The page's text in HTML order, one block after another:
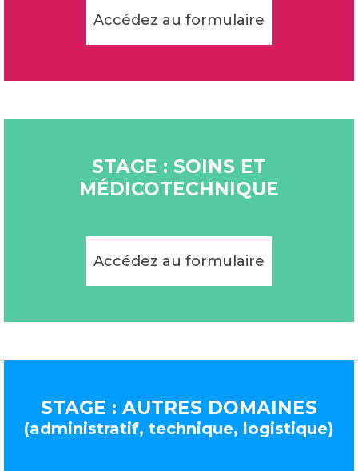
Accédez au formulaire
STAGE : SOINS ET
MÉDICOTECHNIQUE
Accédez au formulaire
STAGE : AUTRES DOMAINES
(administratif, technique, logistique)